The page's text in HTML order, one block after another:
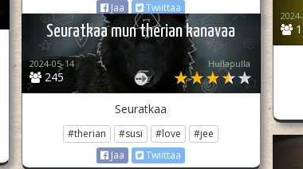
Jaa
Twiittaa
Seuratkaa mun therian kanavaa
245
2024-05-14 Hullapulla
Seuratkaa
#therian #susi #love
#jee
Jaa
Twiittaa